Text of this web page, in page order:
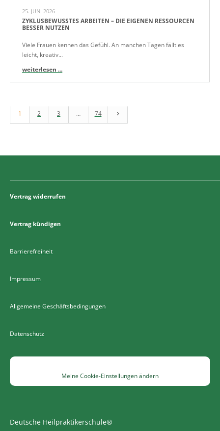
25. JUNI 2026
ZYKLUSBEWUSSTES ARBEITEN – DIE EIGENEN RESSOURCEN
BESSER NUTZEN
Viele Frauen kennen das Gefühl. An manchen Tagen fällt es
leicht, kreativ...
weiterlesen ...
1 2 3 … 74
Vertrag widerrufen
Vertrag kündigen
Barrierefreiheit
Impressum
Allgemeine Geschäftsbedingungen
Datenschutz
Meine Cookie-Einstellungen ändern
Deutsche Heilpraktikerschule®